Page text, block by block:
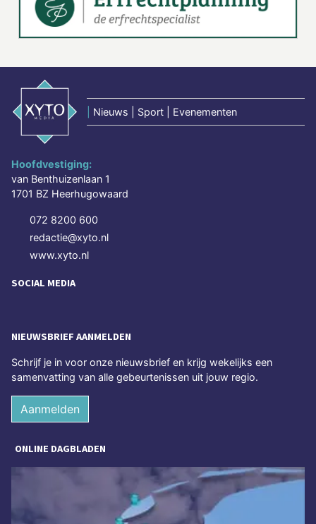
Nieuws | Sport | Evenementen
Hoofdvestiging:
van Benthuizenlaan 1
1701 BZ Heerhugowaard
072 8200 600
redactie@xyto.nl
www.xyto.nl
SOCIAL MEDIA
NIEUWSBRIEF AANMELDEN
Schrijf je in voor onze nieuwsbrief en krijg wekelijks een
samenvatting van alle gebeurtenissen uit jouw regio.
Aanmelden
ONLINE DAGBLADEN